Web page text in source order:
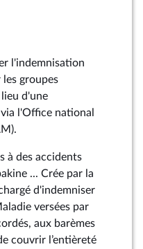
l'indemnisation
groupes
d'une
l'Office national
à des accidents
... Crée par la
d'indemniser
versées par
aux barèmes
couvrir l’entièreté